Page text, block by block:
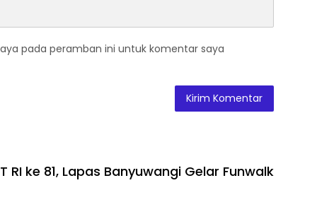
pada peramban ini untuk komentar saya
RI ke 81, Lapas Banyuwangi Gelar Funwalk